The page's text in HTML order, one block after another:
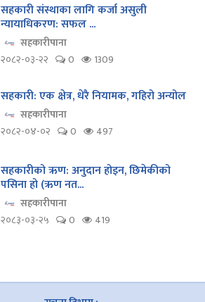
सहकारी संस्थाका लागि कर्जा असुली
न्यायाधिकरण: सफल ...
सहकारीपाना
२०८२-०३-२२
0 1309
सहकारी: एक क्षेत्र, धेरै नियामक, गहिरो अन्योल
सहकारीपाना
२०८२-०४-०२
0 497
सहकारीको ऋण: अनुदान होइन, छिमेकीको
पसिना हो (ऋण नत...
सहकारीपाना
२०८३-०३-२५
0 419